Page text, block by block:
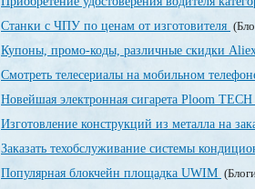
Станки с ЧПУ по ценам от изготовителя
Купоны, промо-коды, различные скидки
Смотреть телесериалы на мобильном
Новейшая электронная сигарета Ploom TECH
Изготовление конструкций из металла на
Заказать техобслуживание системы
Популярная блокчейн площадка UWIM